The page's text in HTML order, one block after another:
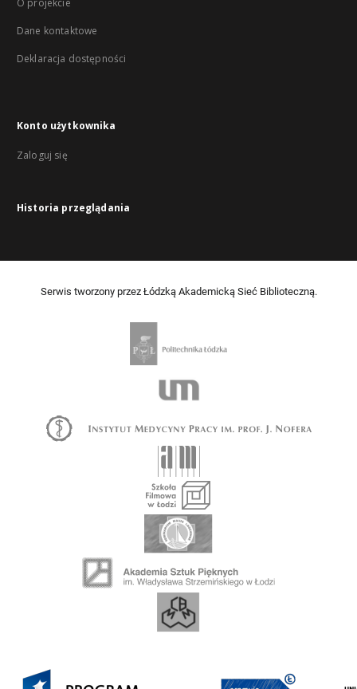
O projekcie
Dane kontaktowe
Deklaracja dostępności
Konto użytkownika
Zaloguj się
Historia przeglądania
Serwis tworzony przez Łódzką Akademicką Sieć Biblioteczną.